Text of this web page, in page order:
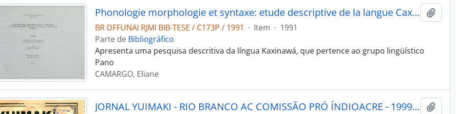
Phonologie morphologie et syntaxe: etude descriptive de la langue Caxinaua (Pano)
BR DFFUNAI RJMI BIB-TESE / C173P / 1991 · Item · 1991
Parte de Bibliográfico
Apresenta uma pesquisa descritiva da língua Kaxinawá, que pertence ao grupo lingüístico
Pano
CAMARGO, Eliane
JORNAL YUIMAKI - RIO BRANCO AC COMISSÃO PRÓ ÍNDIOACRE - 1999 - Nº17